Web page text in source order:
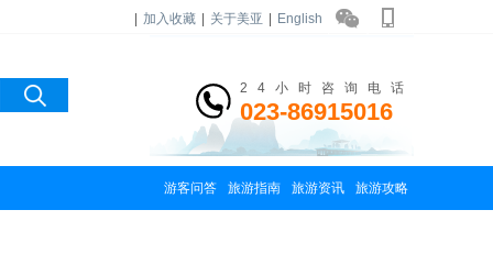
加入收藏 关于美亚 English
24小时咨询电话
023-86915016
游客问答 旅游指南 旅游资讯 旅游攻略